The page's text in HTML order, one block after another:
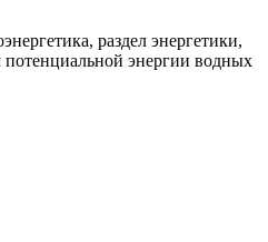
раздел энергетики,
потенциальной энергии водных